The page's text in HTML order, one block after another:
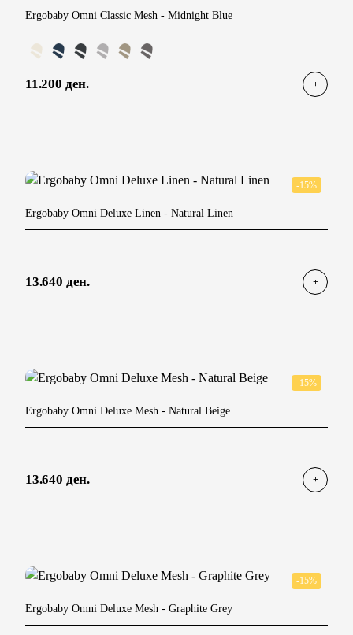
Ergobaby Omni Classic Mesh - Midnight Blue
11.200 ден.
-15%
Ergobaby Omni Deluxe Linen - Natural Linen
13.640 ден.
-15%
Ergobaby Omni Deluxe Mesh - Natural Beige
13.640 ден.
-15%
Ergobaby Omni Deluxe Mesh - Graphite Grey